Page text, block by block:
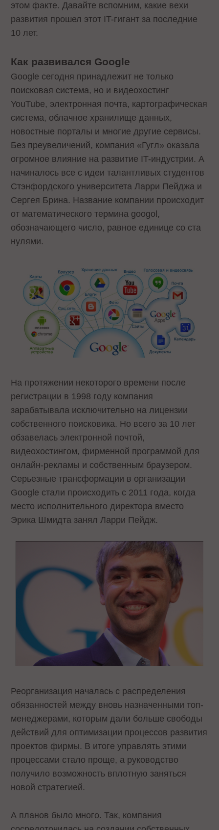
этом факте. Давайте вспомним, какие вехи
развития прошел этот IT-гигант за последние
10 лет.
Как развивался Google
Google сегодня принадлежит не только
поисковая система, но и видеохостинг
YouTube, электронная почта, картографическая
система, облачное хранилище данных,
новостные порталы и многие другие сервисы.
Без преувеличений, компания «Гугл» оказала
огромное влияние на развитие IT-индустрии. А
начиналось все с идеи талантливых студентов
Стэнфордского университета Ларри Пейджа и
Сергея Брина. Название компании происходит
от математического термина googol,
обозначающего число, равное единице со ста
нулями.
На протяжении некоторого времени после
регистрации в 1998 году компания
зарабатывала исключительно на лицензии
собственного поисковика. Но всего за 10 лет
обзавелась электронной почтой,
видеохостингом, фирменной программой для
онлайн-рекламы и собственным браузером.
Серьезные трансформации в организации
Google стали происходить с 2011 года, когда
место исполнительного директора вместо
Эрика Шмидта занял Ларри Пейдж.
Реорганизация началась с распределения
обязанностей между вновь назначенными топ-
менеджерами, которым дали больше свободы
действий для оптимизации процессов развития
проектов фирмы. В итоге управлять этими
процессами стало проще, а руководство
получило возможность вплотную заняться
новой стратегией.
А планов было много. Так, компания